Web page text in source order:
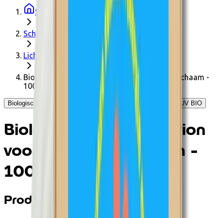
Startpagina
Schoonheid & welzijn
Lichaamsverzorging
Biologische aftersun lotion voor gezicht en lichaam -
100ml
Biologische aftersun lotion voor gezicht en lichaam - 100ml - UV BIO
Biologische aftersun lotion
voor gezicht en lichaam -
100ml
Productinformatie